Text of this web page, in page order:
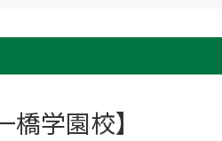
学園校】